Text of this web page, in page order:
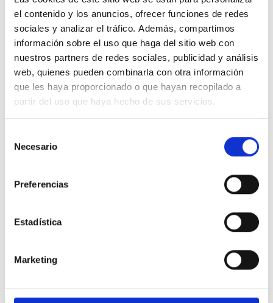
el contenido y los anuncios, ofrecer funciones de redes
sociales y analizar el tráfico. Además, compartimos
información sobre el uso que haga del sitio web con
nuestros partners de redes sociales, publicidad y análisis
web, quienes pueden combinarla con otra información
que les haya proporcionado o que hayan recopilado a
partir del uso que haya hecho de sus servicios.
Necesario
Preferencias
Estadística
Marketing
Guía práctica del Real Decreto 736/2020 por el que se
regula la contabilización de consumos individuales en
instalaciones térmicas de edificios
NORMATIVAS Y CERTIFICACIONES
Publicado el 24/05/2022
objetivo regular la contabilización de consumos individuales en
La figura del gestor de rehabilitación en la tramitación de
Regeneración Urbana